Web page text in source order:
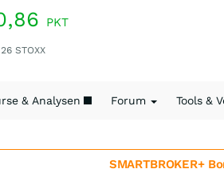
PKT
STOXX
& Analysen Forum Tools &
SMARTBROKER+